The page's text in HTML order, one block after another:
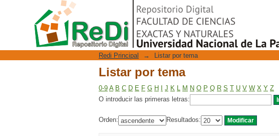
Listar por tema
Repositorio Digital
Redi Principal → Listar por tema
Listar por tema
0-9 A B C D E F G H J K L M N O P Q R S T U V W X Y Z
O introducir las primeras letras:
Orden: Resultados: